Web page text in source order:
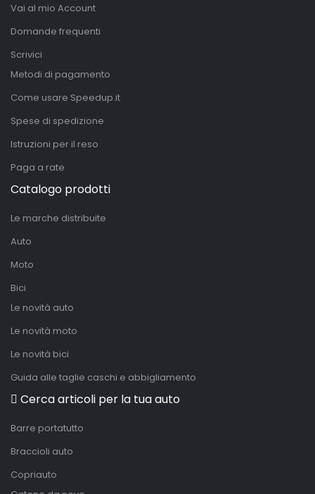
Vai al mio Account
Domande frequenti
Scrivici
Metodi di pagamento
Come usare Speedup.it
Spese di spedizione
Istruzioni per il reso
Paga a rate
Catalogo prodotti
Le marche distribuite
Auto
Moto
Bici
Le novità auto
Le novità moto
Le novità bici
Guida alle taglie caschi e abbigliamento
Cerca articoli per la tua auto
Barre portatutto
Braccioli auto
Copriauto